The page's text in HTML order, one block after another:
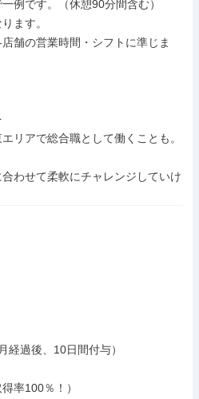
例です。（休憩90分間含む）
ます。
舗の営業時間・シフトに準じま
リアで総合職として働くことも。
わせて柔軟にチャレンジしていけ
経過後、10日間付与）
率100％！）